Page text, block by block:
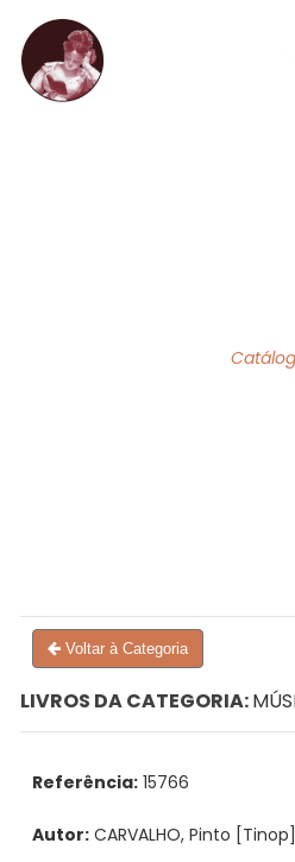
Voltar à Categoria
LIVROS DA CATEGORIA:
Referência: 15766
Autor: CARVALHO, Pinto [Tinop]